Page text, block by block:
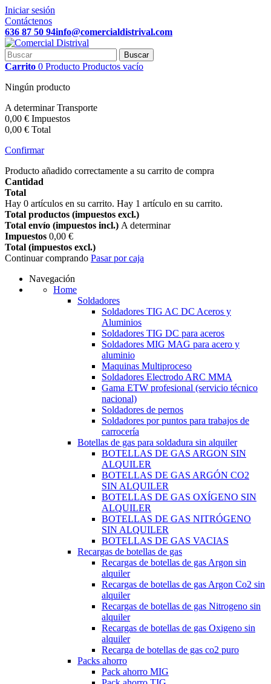
Iniciar sesión
Contáctenos
636 87 50 94info@comercialdistrival.com
Buscar
Carrito 0 Producto Productos vacío
Ningún producto
A determinarTransporte
0,00 € Impuestos
0,00 € Total
Confirmar
Producto añadido correctamente a su carrito de compra
Cantidad
Total
Hay 0 artículos en su carrito. Hay 1 artículo en su carrito.
Total productos (impuestos excl.)
Total envío (impuestos incl.) A determinar
Impuestos 0,00 €
Total (impuestos excl.)
Continuar comprando Pasar por caja
Navegación
Home
Soldadores
Soldadores TIG AC DC Aceros y
Aluminios
Soldadores TIG DC para aceros
Soldadores MIG MAG para acero y
aluminio
Maquinas Multiproceso
Soldadores Electrodo ARC MMA
Gama ETW profesional (servicio técnico
nacional)
Soldadores de pernos
Soldadores por puntos para trabajos de
carrocería
Botellas de gas para soldadura sin alquiler
BOTELLAS DE GAS ARGON SIN
ALQUILER
BOTELLAS DE GAS ARGÓN CO2
SIN ALQUILER
BOTELLAS DE GAS OXÍGENO SIN
ALQUILER
BOTELLAS DE GAS NITRÓGENO
SIN ALQUILER
BOTELLAS DE GAS VACIAS
Recargas de botellas de gas
Recargas de botellas de gas Argon sin
alquiler
Recargas de botellas de gas Argon Co2 sin
alquiler
Recargas de botellas de gas Nitrogeno sin
alquiler
Recargas de botellas de gas Oxigeno sin
alquiler
Recarga de botellas de gas co2 puro
Packs ahorro
Pack ahorro MIG